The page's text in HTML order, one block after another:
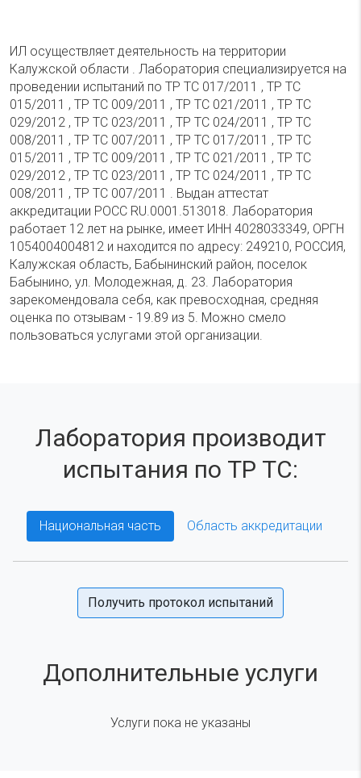
ИЛ осуществляет деятельность на территории
Калужской области . Лаборатория специализируется на
проведении испытаний по ТР ТС 017/2011 , ТР ТС
015/2011 , ТР ТС 009/2011 , ТР ТС 021/2011 , ТР ТС
029/2012 , ТР ТС 023/2011 , ТР ТС 024/2011 , ТР ТС
008/2011 , ТР ТС 007/2011 , ТР ТС 017/2011 , ТР ТС
015/2011 , ТР ТС 009/2011 , ТР ТС 021/2011 , ТР ТС
029/2012 , ТР ТС 023/2011 , ТР ТС 024/2011 , ТР ТС
008/2011 , ТР ТС 007/2011 . Выдан аттестат
аккредитации РОСС RU.0001.513018. Лаборатория
работает 12 лет на рынке, имеет ИНН 4028033349, ОРГН
1054004004812 и находится по адресу: 249210, РОССИЯ,
Калужская область, Бабынинский район, поселок
Бабынино, ул. Молодежная, д. 23. Лаборатория
зарекомендовала себя, как превосходная, средняя
оценка по отзывам - 19.89 из 5. Можно смело
пользоваться услугами этой организации.
Лаборатория производит
испытания по ТР ТС:
Национальная часть Область аккредитации
Получить протокол испытаний
Дополнительные услуги
Услуги пока не указаны